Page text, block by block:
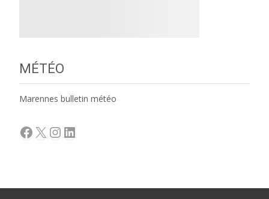
MÉTÉO
Marennes bulletin météo
Facebook
X Instagram
LinkedIn